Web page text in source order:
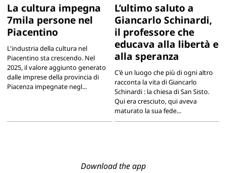
La cultura impegna
7mila persone nel
Piacentino
L'industria della cultura nel
Piacentino sta crescendo. Nel
2025, il valore aggiunto generato
dalle imprese della provincia di
Piacenza impegnate negl...
L’ultimo saluto a
Giancarlo Schinardi,
il professore che
educava alla libertà e
alla speranza
C'è un luogo che più di ogni altro
racconta la vita di Giancarlo
Schinardi : la chiesa di San Sisto.
Qui era cresciuto, qui aveva
maturato la sua fede...
Download the app